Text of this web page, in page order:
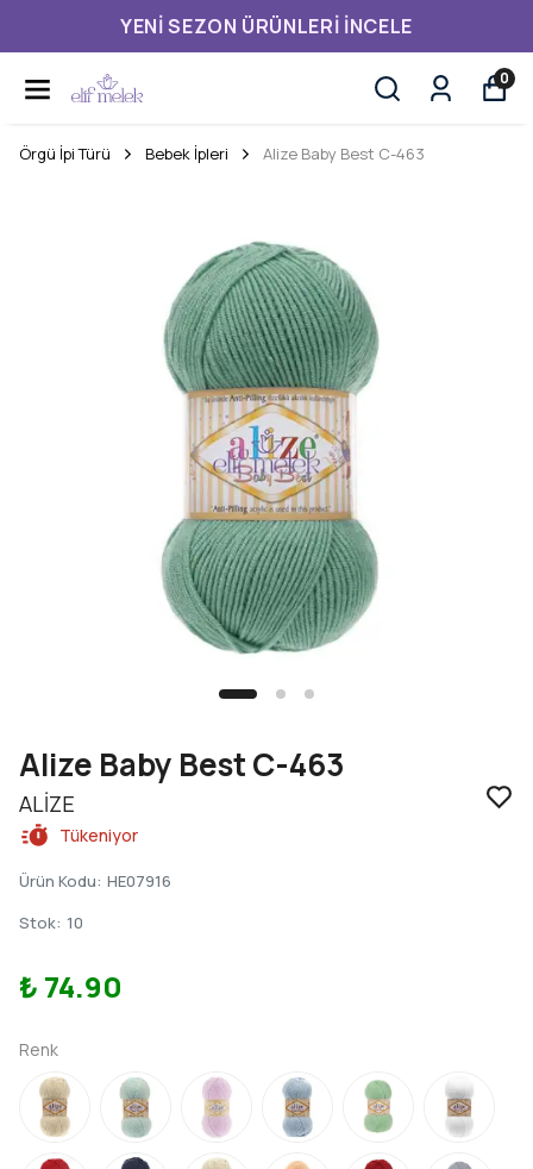
YENI SEZON ÜRÜNLERI İNCELE
0
Örgü İpi Türü Bebek İpleri Alize Baby Best C-463
Alize Baby Best C-463
ALİZE
Tükeniyor
Ürün Kodu: HE07916
Stok: 10
₺ 74.90
Renk